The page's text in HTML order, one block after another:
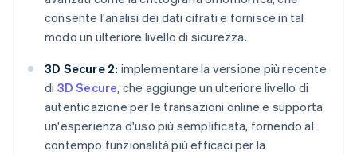
consente l'analisi dei dati cifrati e fornisce in tal
modo un ulteriore livello di sicurezza.
3D Secure 2: implementare la versione più recente
di 3D Secure, che aggiunge un ulteriore livello di
autenticazione per le transazioni online e supporta
un'esperienza d'uso più semplificata, fornendo al
contempo funzionalità più efficaci per la